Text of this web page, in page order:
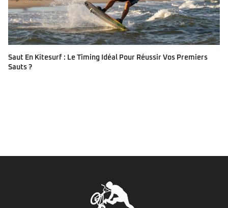
Saut En Kitesurf : Le Timing Idéal Pour Réussir Vos Premiers
Sauts ?